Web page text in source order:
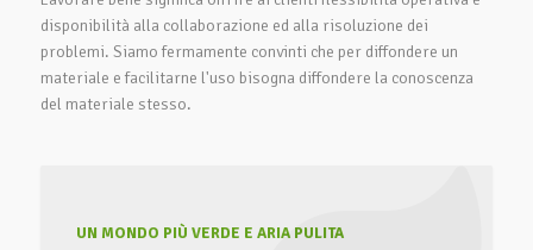
disponibilità alla collaborazione ed alla risoluzione dei
problemi. Siamo fermamente convinti che per diffondere un
materiale e facilitarne l'uso bisogna diffondere la conoscenza
del materiale stesso.
UN MONDO PIÙ VERDE E ARIA PULITA